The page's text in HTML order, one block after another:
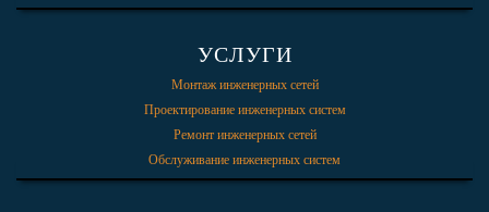
УСЛУГИ
Монтаж инженерных сетей
Проектирование инженерных систем
Ремонт инженерных сетей
Обслуживание инженерных систем